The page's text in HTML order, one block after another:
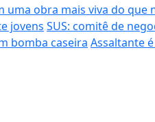
uma obra mais viva do que
jovens SUS: comitê de
bomba caseira Assaltante